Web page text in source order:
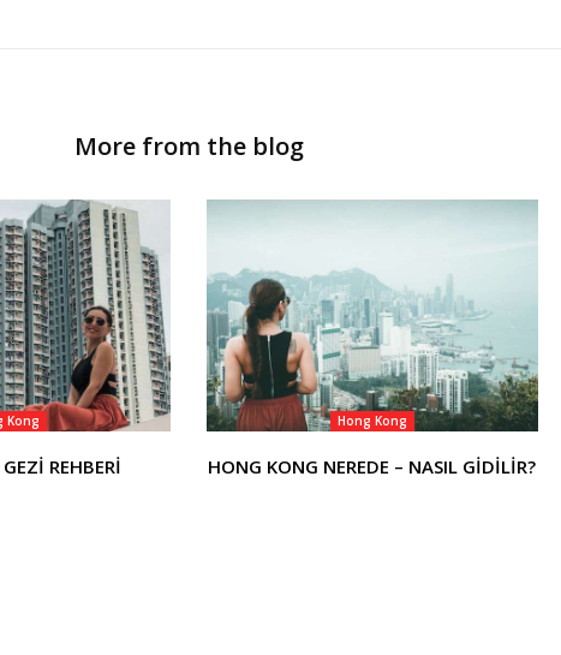
More from the blog
Kong
REHBERİ
Hong Kong
HONG KONG NEREDE – NASIL GİDİLİR?